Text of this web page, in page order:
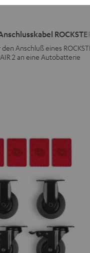
ROCKSTER
Anschluß eines
2 an eine Autobatterie